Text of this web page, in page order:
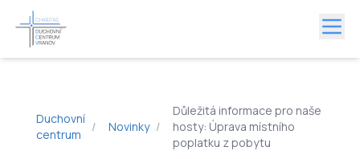
Duchovní
centrum
/ Novinky /
Důležitá informace pro naše
hosty: Úprava místního
poplatku z pobytu